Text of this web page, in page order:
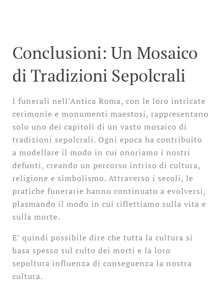
Conclusioni: Un Mosaico
di Tradizioni Sepolcrali
I funerali nell’Antica Roma, con le loro intricate
cerimonie e monumenti maestosi, rappresentano
solo uno dei capitoli di un vasto mosaico di
tradizioni sepolcrali. Ogni epoca ha contribuito
a modellare il modo in cui onoriamo i nostri
defunti, creando un percorso intriso di cultura,
religione e simbolismo. Attraverso i secoli, le
pratiche funerarie hanno continuato a evolversi,
plasmando il modo in cui riflettiamo sulla vita e
sulla morte.
E’ quindi possibile dire che tutta la cultura si
basa spesso sul culto dei morti e la loro
sepoltura influenza di conseguenza la nostra
cultura.